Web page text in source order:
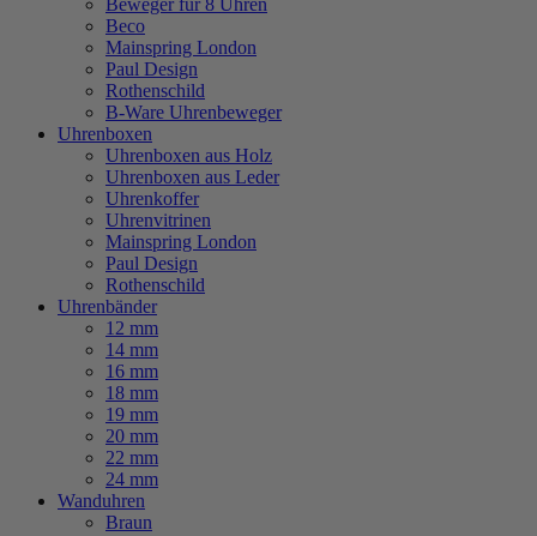
Beweger für 8 Uhren
Beco
Mainspring London
Paul Design
Rothenschild
B-Ware Uhrenbeweger
Uhrenboxen
Uhrenboxen aus Holz
Uhrenboxen aus Leder
Uhrenkoffer
Uhrenvitrinen
Mainspring London
Paul Design
Rothenschild
Uhrenbänder
12 mm
14 mm
16 mm
18 mm
19 mm
20 mm
22 mm
24 mm
Wanduhren
Braun